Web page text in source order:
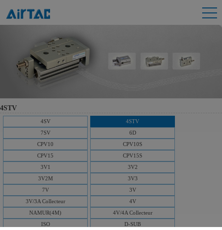
4STV
4SV
4STV
7SV
6D
CPV10
CPV10S
CPV15
CPV15S
3V1
3V2
3V2M
3V3
7V
3V
3V/3A Collecteur
4V
NAMUR(4M)
4V/4A Collecteur
ISO
D-SUB